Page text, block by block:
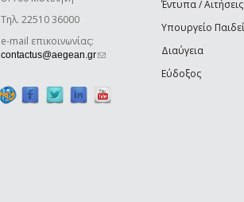
Τηλ. 22510 36000
e-mail επικοινωνίας:
contactus@aegean.gr(link sends e-mail)
Έντυπα / Αιτήσεις
Υπουργείο
Διαύγεια
Εύδοξος